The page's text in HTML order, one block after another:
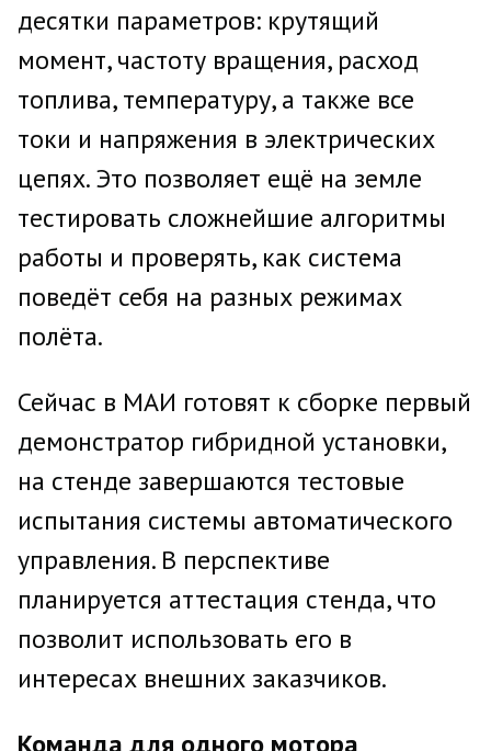
десятки параметров: крутящий
момент, частоту вращения, расход
топлива, температуру, а также все
токи и напряжения в электрических
цепях. Это позволяет ещё на земле
тестировать сложнейшие алгоритмы
работы и проверять, как система
поведёт себя на разных режимах
полёта.
Сейчас в МАИ готовят к сборке первый
демонстратор гибридной установки,
на стенде завершаются тестовые
испытания системы автоматического
управления. В перспективе
планируется аттестация стенда, что
позволит использовать его в
интересах внешних заказчиков.
Команда для одного мотора